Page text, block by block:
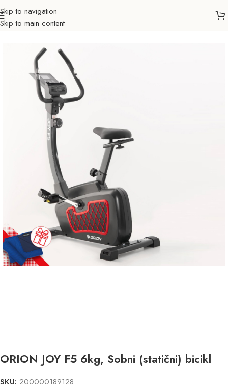
Skip to navigation
Skip to main content
Početna Sportovi
ORION JOY F5 6kg, Sobni (statični) bicikl
SKU: 200000189128